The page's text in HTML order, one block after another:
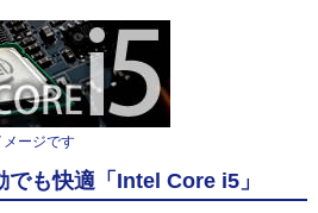
ージです
も快適「Intel Core i5」